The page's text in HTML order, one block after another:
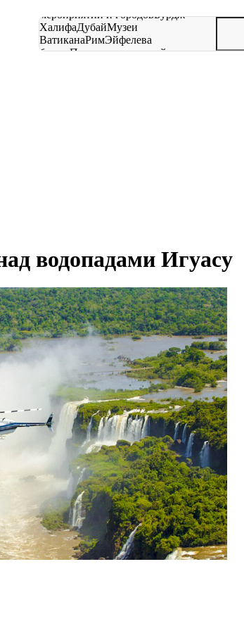
мероприятий и городовБурдж-
ХалифаДубайМузеи
ВатиканаРимЭйфелева
башняПарижмероприятий и
водопадами Игуасу